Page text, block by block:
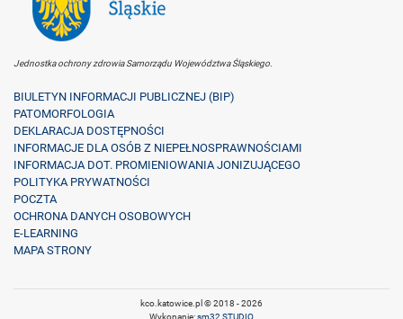
Jednostka ochrony zdrowia Samorządu Województwa Śląskiego.
BIULETYN INFORMACJI PUBLICZNEJ (BIP)
PATOMORFOLOGIA
DEKLARACJA DOSTĘPNOŚCI
INFORMACJE DLA OSÓB Z NIEPEŁNOSPRAWNOŚCIAMI
INFORMACJA DOT. PROMIENIOWANIA JONIZUJĄCEGO
POLITYKA PRYWATNOŚCI
POCZTA
OCHRONA DANYCH OSOBOWYCH
E-LEARNING
MAPA STRONY
kco.katowice.pl © 2018 - 2026